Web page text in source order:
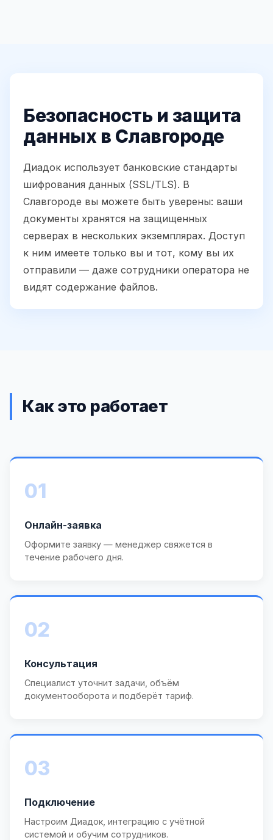
Безопасность и защита
данных в Славгороде
Диадок использует банковские стандарты
шифрования данных (SSL/TLS). В
Славгороде вы можете быть уверены: ваши
документы хранятся на защищенных
серверах в нескольких экземплярах. Доступ
к ним имеете только вы и тот, кому вы их
отправили — даже сотрудники оператора не
видят содержание файлов.
Как это работает
01
Онлайн-заявка
Оформите заявку — менеджер свяжется в
течение рабочего дня.
02
Консультация
Специалист уточнит задачи, объём
документооборота и подберёт тариф.
03
Подключение
Настроим Диадок, интеграцию с учётной
системой и обучим сотрудников.